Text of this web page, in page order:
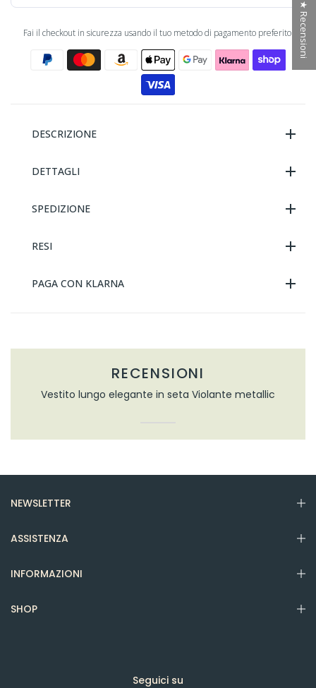
Fai il checkout in sicurezza usando il tuo metodo di pagamento preferito:
DESCRIZIONE
DETTAGLI
SPEDIZIONE
RESI
PAGA CON KLARNA
RECENSIONI
Vestito lungo elegante in seta Violante metallic
NEWSLETTER
ASSISTENZA
INFORMAZIONI
SHOP
Seguici su
★ Recensioni